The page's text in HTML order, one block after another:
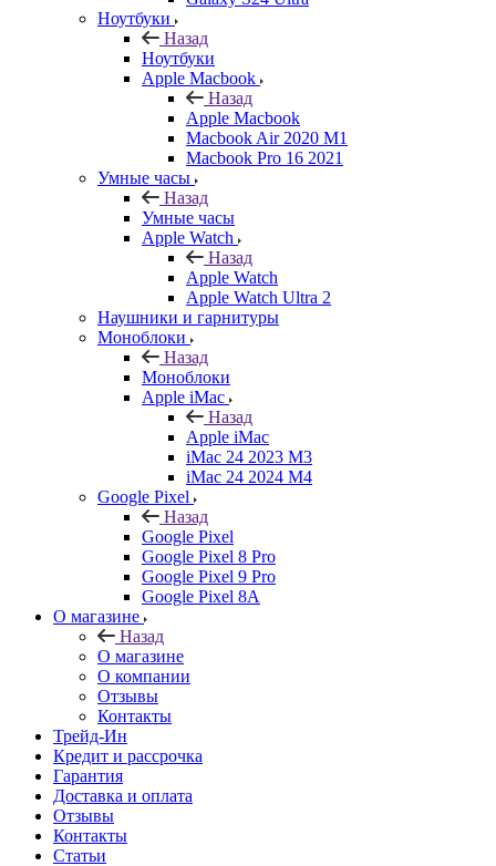
Ноутбуки
Назад
Ноутбуки
Apple Macbook
Назад
Apple Macbook
Macbook Air 2020 M1
Macbook Pro 16 2021
Умные часы
Назад
Умные часы
Apple Watch
Назад
Apple Watch
Apple Watch Ultra 2
Наушники и гарнитуры
Моноблоки
Назад
Моноблоки
Apple iMac
Назад
Apple iMac
iMac 24 2023 M3
iMac 24 2024 M4
Google Pixel
Назад
Google Pixel
Google Pixel 8 Pro
Google Pixel 9 Pro
Google Pixel 8A
О магазине
Назад
О магазине
О компании
Отзывы
Контакты
Трейд-Ин
Кредит и рассрочка
Гарантия
Доставка и оплата
Отзывы
Контакты
Статьи